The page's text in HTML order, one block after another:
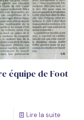
équipe de Foot
Lire la suite